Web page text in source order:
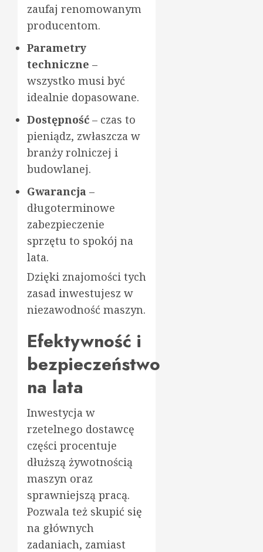
zaufaj renomowanym
producentom.
Parametry
techniczne –
wszystko musi być
idealnie dopasowane.
Dostępność – czas to
pieniądz, zwłaszcza w
branży rolniczej i
budowlanej.
Gwarancja –
długoterminowe
zabezpieczenie
sprzętu to spokój na
lata.
Dzięki znajomości tych
zasad inwestujesz w
niezawodność maszyn.
Efektywność i
bezpieczeństwo
na lata
Inwestycja w
rzetelnego dostawcę
części procentuje
dłuższą żywotnością
maszyn oraz
sprawniejszą pracą.
Pozwala też skupić się
na głównych
zadaniach, zamiast